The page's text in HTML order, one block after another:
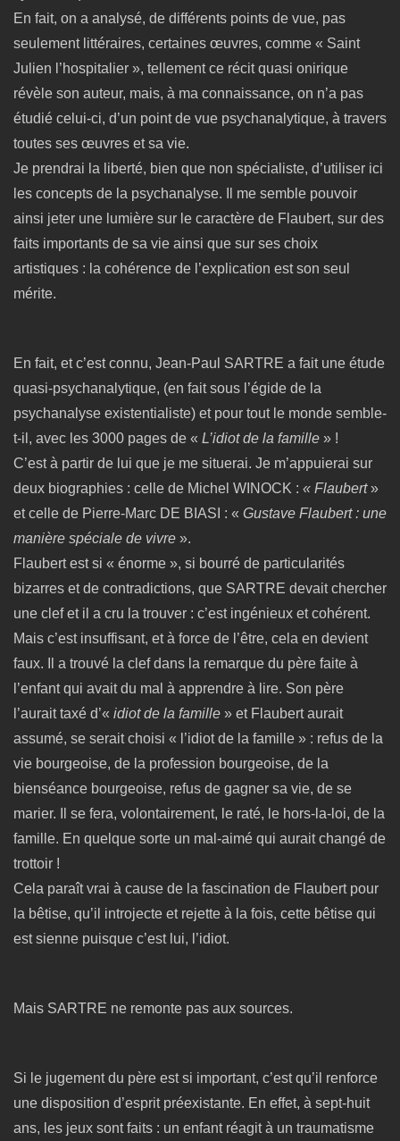
En fait, on a analysé, de différents points de vue, pas
seulement littéraires, certaines œuvres, comme « Saint
Julien l’hospitalier », tellement ce récit quasi onirique
révèle son auteur, mais, à ma connaissance, on n’a pas
étudié celui-ci, d’un point de vue psychanalytique, à travers
toutes ses œuvres et sa vie.
Je prendrai la liberté, bien que non spécialiste, d’utiliser ici
les concepts de la psychanalyse. Il me semble pouvoir
ainsi jeter une lumière sur le caractère de Flaubert, sur des
faits importants de sa vie ainsi que sur ses choix
artistiques : la cohérence de l’explication est son seul
mérite.
En fait, et c’est connu, Jean-Paul SARTRE a fait une étude
quasi-psychanalytique, (en fait sous l’égide de la
psychanalyse existentialiste) et pour tout le monde semble-
t-il, avec les 3000 pages de « L’idiot de la famille » !
C’est à partir de lui que je me situerai. Je m’appuierai sur
deux biographies : celle de Michel WINOCK : « Flaubert»
et celle de Pierre-Marc DE BIASI : « Gustave Flaubert : une
manière spéciale de vivre ».
Flaubert est si « énorme », si bourré de particularités
bizarres et de contradictions, que SARTRE devait chercher
une clef et il a cru la trouver : c’est ingénieux et cohérent.
Mais c’est insuffisant, et à force de l’être, cela en devient
faux. Il a trouvé la clef dans la remarque du père faite à
l’enfant qui avait du mal à apprendre à lire. Son père
l’aurait taxé d’« idiot de la famille » et Flaubert aurait
assumé, se serait choisi « l’idiot de la famille » : refus de la
vie bourgeoise, de la profession bourgeoise, de la
bienséance bourgeoise, refus de gagner sa vie, de se
marier. Il se fera, volontairement, le raté, le hors-la-loi, de la
famille. En quelque sorte un mal-aimé qui aurait changé de
trottoir !
Cela paraît vrai à cause de la fascination de Flaubert pour
la bêtise, qu’il introjecte et rejette à la fois, cette bêtise qui
est sienne puisque c’est lui, l’idiot.
Mais SARTRE ne remonte pas aux sources.
Si le jugement du père est si important, c’est qu’il renforce
une disposition d’esprit préexistante. En effet, à sept-huit
ans, les jeux sont faits : un enfant réagit à un traumatisme